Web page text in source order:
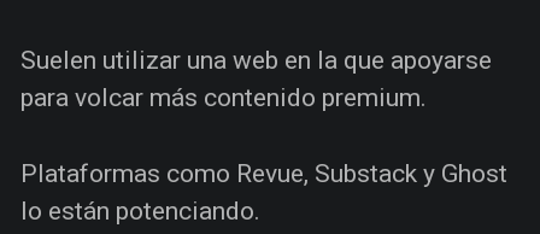
Suelen utilizar una web en la que apoyarse
para volcar más contenido premium.
Plataformas como Revue, Substack y Ghost
lo están potenciando.